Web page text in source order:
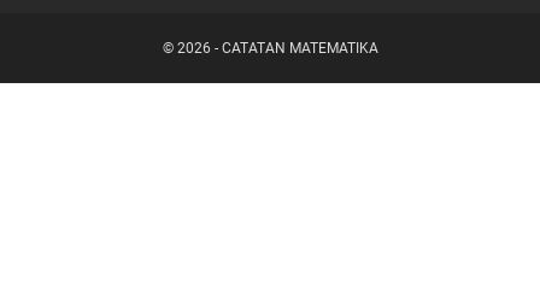
© 2026 - CATATAN MATEMATIKA